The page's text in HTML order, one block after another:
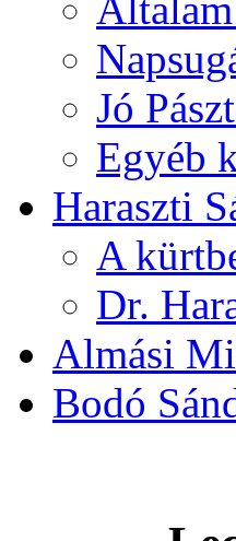
Jó
Egyéb
Haraszti
A
Dr.
Almási
Bodó